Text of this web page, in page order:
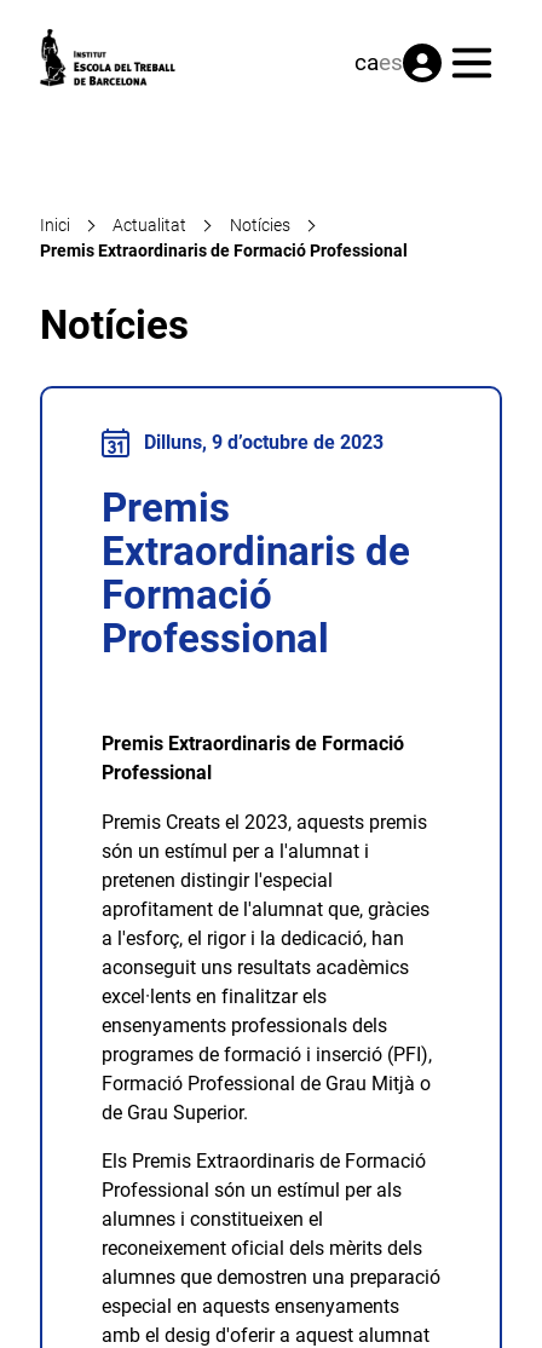
caes Menú
Inici Actualitat
Notícies
Premis Extraordinaris de Formació Professional
Notícies
Dilluns, 9 d’octubre de 2023
Premis
Extraordinaris de
Formació
Professional
Premis Extraordinaris de Formació
Professional
Premis Creats el 2023, aquests premis
són un estímul per a l'alumnat i
pretenen distingir l'especial
aprofitament de l'alumnat que, gràcies
a l'esforç, el rigor i la dedicació, han
aconseguit uns resultats acadèmics
excel·lents en finalitzar els
ensenyaments professionals dels
programes de formació i inserció (PFI),
Formació Professional de Grau Mitjà o
de Grau Superior.
Els Premis Extraordinaris de Formació
Professional són un estímul per als
alumnes i constitueixen el
reconeixement oficial dels mèrits dels
alumnes que demostren una preparació
especial en aquests ensenyaments
amb el desig d'oferir a aquest alumnat